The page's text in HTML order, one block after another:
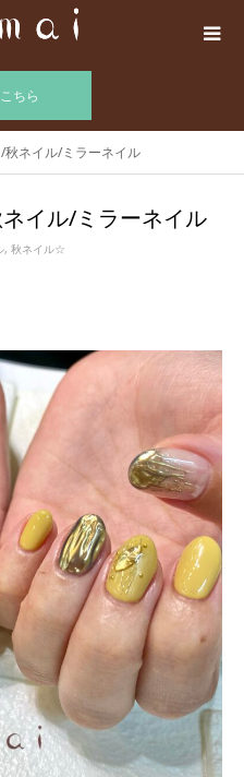
ちら
ネイル/ミラーネイル
イル/ミラーネイル
, 秋ネイル☆